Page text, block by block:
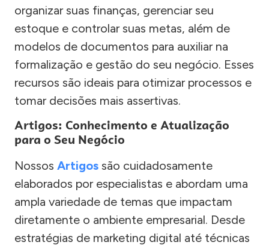
organizar suas finanças, gerenciar seu
estoque e controlar suas metas, além de
modelos de documentos para auxiliar na
formalização e gestão do seu negócio. Esses
recursos são ideais para otimizar processos e
tomar decisões mais assertivas.
Artigos: Conhecimento e Atualização
para o Seu Negócio
Nossos Artigos são cuidadosamente
elaborados por especialistas e abordam uma
ampla variedade de temas que impactam
diretamente o ambiente empresarial. Desde
estratégias de marketing digital até técnicas